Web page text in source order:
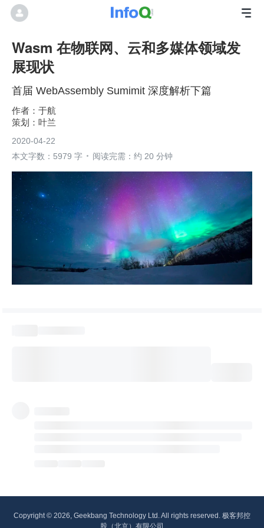
Wasm 在物联网、云和多媒体领域发
展现状
首届 WebAssembly Sumimit 深度解析下篇
于航
叶兰
2020-04-22
本文字数：5979 字
阅读完需：约 20 分钟
Copyright © 2026, Geekbang Technology Ltd. All rights reserved. 极客邦控
股（北京）有限公司